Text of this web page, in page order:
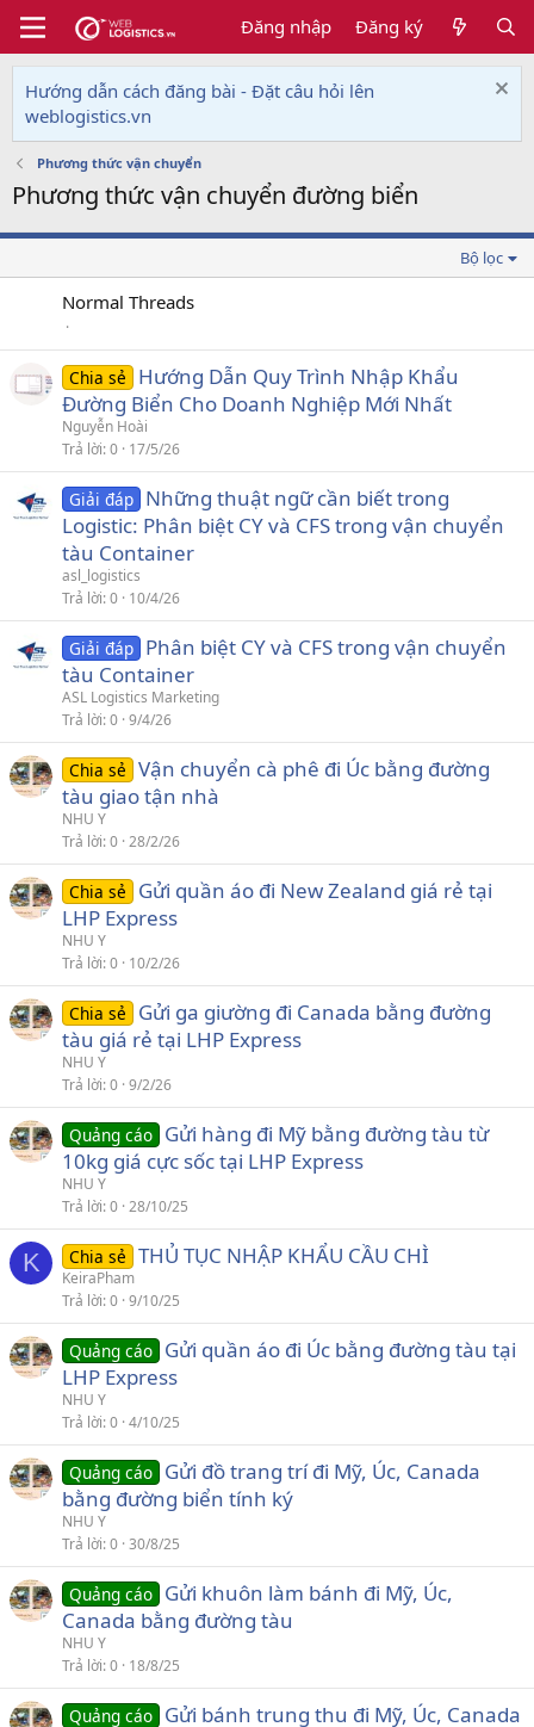
Đăng nhập Đăng ký
Hướng dẫn cách đăng bài - Đặt câu hỏi lên
weblogistics.vn
Phương thức vận chuyển
Phương thức vận chuyển đường biển
Bộ lọc
Normal Threads
Chia sẻ
Hướng Dẫn Quy Trình Nhập Khẩu
Đường Biển Cho Doanh Nghiệp Mới Nhất
Nguyễn Hoài
Trả lời 0 17/5/26
Giải đáp Những thuật ngữ cần biết trong
Logistic: Phân biệt CY và CFS trong vận chuyển
tàu Container
asl_logistics
Trả lời 0 10/4/26
Giải đáp Phân biệt CY và CFS trong vận chuyển
tàu Container
ASL Logistics Marketing
Trả lời 0 9/4/26
Chia sẻ Vận chuyển cà phê đi Úc bằng đường
tàu giao tận nhà
NHU Y
Trả lời 0 28/2/26
Chia sẻ
Gửi quần áo đi New Zealand giá rẻ tại
LHP Express
NHU Y
Trả lời 0 10/2/26
Chia sẻ
Gửi ga giường đi Canada bằng đường
tàu giá rẻ tại LHP Express
NHU Y
Trả lời 0 9/2/26
Quảng cáo Gửi hàng đi Mỹ bằng đường tàu từ
10kg giá cực sốc tại LHP Express
NHU Y
Trả lời 0 28/10/25
K Chia sẻ THỦ TỤC NHẬP KHẨU CẦU CHÌ
KeiraPham
Trả lời 0 9/10/25
Quảng cáo Gửi quần áo đi Úc bằng đường tàu tại
LHP Express
NHU Y
Trả lời 0 4/10/25
Quảng cáo Gửi đồ trang trí đi Mỹ, Úc, Canada
bằng đường biển tính ký
NHU Y
Trả lời 0 30/8/25
Quảng cáo Gửi khuôn làm bánh đi Mỹ, Úc,
Canada bằng đường tàu
NHU Y
Trả lời 0 18/8/25
Quảng cáo Gửi bánh trung thu đi Mỹ, Úc, Canada